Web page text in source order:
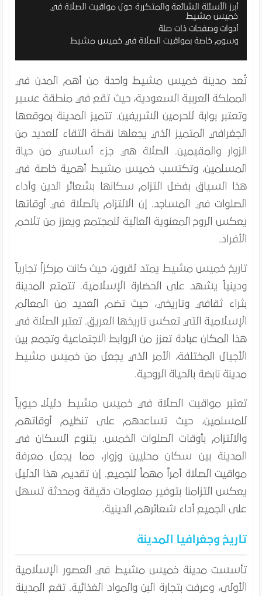
أبرز الأسئلة الشائعة والمتكررة حول مواقيت الصلاة في
خميس مشيط
أدوات وصفحات ذات صلة
وسوم خاصة بمواقيت الصلاة في خميس مشيط
تُعد مدينة خميس مشيط واحدة من أهم المدن في
المملكة العربية السعودية، حيث تقع في منطقة عسير
وتعتبر بوابة للحرمين الشريفين. تتميز المدينة بموقعها
الجغرافي المتميز الذي يجعلها نقطة التقاء للعديد من
الزوار والمقيمين. الصلاة هي جزء أساسي من حياة
المسلمين، وتكتسب خميس مشيط أهمية خاصة في
هذا السياق بفضل التزام سكانها بشعائر الدين وأداء
الصلوات في المساجد. إن الالتزام بالصلاة في أوقاتها
يعكس الروح المعنوية العالية للمجتمع ويعزز من تلاحم
الأفراد.
تاريخ خميس مشيط يمتد لقرون، حيث كانت مركزاً تجارياً
ودينياً يشهد على الحضارة الإسلامية. تتمتع المدينة
بثراء ثقافي وتاريخي، حيث تضم العديد من المعالم
الإسلامية التي تعكس تاريخها العريق. تعتبر الصلاة في
هذا المكان عبادة تعزز من الروابط الاجتماعية وتجمع بين
الأجيال المختلفة، الأمر الذي يجعل من خميس مشيط
مدينة نابضة بالحياة الروحية.
تعتبر مواقيت الصلاة في خميس مشيط دليلاً حيوياً
للمسلمين، حيث تساعدهم على تنظيم أوقاتهم
والالتزام بأوقات الصلوات الخمس. يتنوع السكان في
المدينة بين سكان محليين وزوار، مما يجعل معرفة
مواقيت الصلاة أمراً مهماً للجميع. إن تقديم هذا الدليل
يعكس التزامنا بتوفير معلومات دقيقة ومحدثة تسهل
على الجميع أداء شعائرهم الدينية.
تاريخ وجغرافيا المدينة
تأسست مدينة خميس مشيط في العصور الإسلامية
الأولى، وعرفت بتجارة البن والمواد الغذائية. تقع المدينة